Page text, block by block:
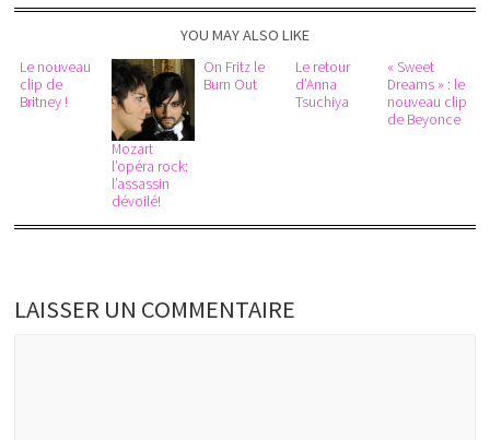
YOU MAY ALSO LIKE
Le nouveau
clip de
Britney !
Mozart
l’opéra rock:
l’assassin
dévoilé!
On Fritz le
Burn Out
Le retour
d’Anna
Tsuchiya
« Sweet
Dreams » : le
nouveau clip
de Beyonce
LAISSER UN COMMENTAIRE